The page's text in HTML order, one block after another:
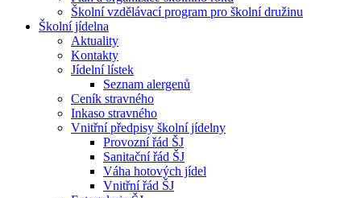
Školní vzdělávací program pro školní družinu
Školní jídelna
Aktuality
Kontakty
Jídelní lístek
Seznam alergenů
Ceník stravného
Inkaso stravného
Vnitřní předpisy školní jídelny
Provozní řád ŠJ
Sanitační řád ŠJ
Váha hotových jídel
Vnitřní řád ŠJ